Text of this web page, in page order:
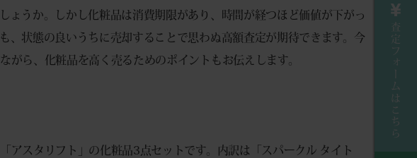
ょうか。しかし化粧品は消費期限があり、時間が経つほど価値が下がっ
、状態の良いうちに売却することで思わぬ高額査定が期待できます。今
がら、化粧品を高く売るためのポイントもお伝えします。
アスタリフト」の化粧品3点セットです。内訳は「スパークル タイト
査定フォームはこちら